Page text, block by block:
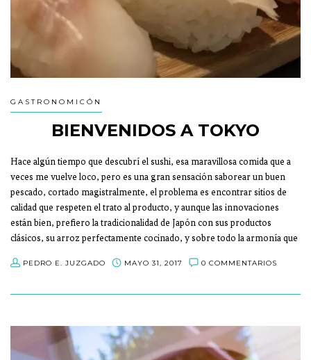
GASTRONOMICÓN
BIENVENIDOS A TOKYO
Hace algún tiempo que descubrí el sushi, esa maravillosa comida que a
veces me vuelve loco, pero es una gran sensación saborear un buen
pescado, cortado magistralmente, el problema es encontrar sitios de
calidad que respeten el trato al producto, y aunque las innovaciones
están bien, prefiero la tradicionalidad de Japón con sus productos
clásicos, su arroz perfectamente cocinado, y sobre todo la armonía que
PEDRO E. JUZGADO MAYO 31, 2017 0 COMMENTARIOS